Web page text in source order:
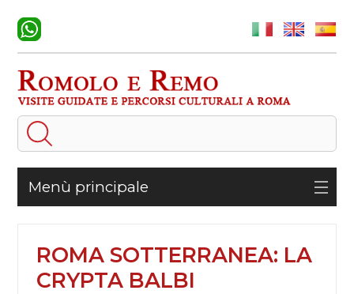
Menù principale
ROMA SOTTERRANEA: LA
CRYPTA BALBI